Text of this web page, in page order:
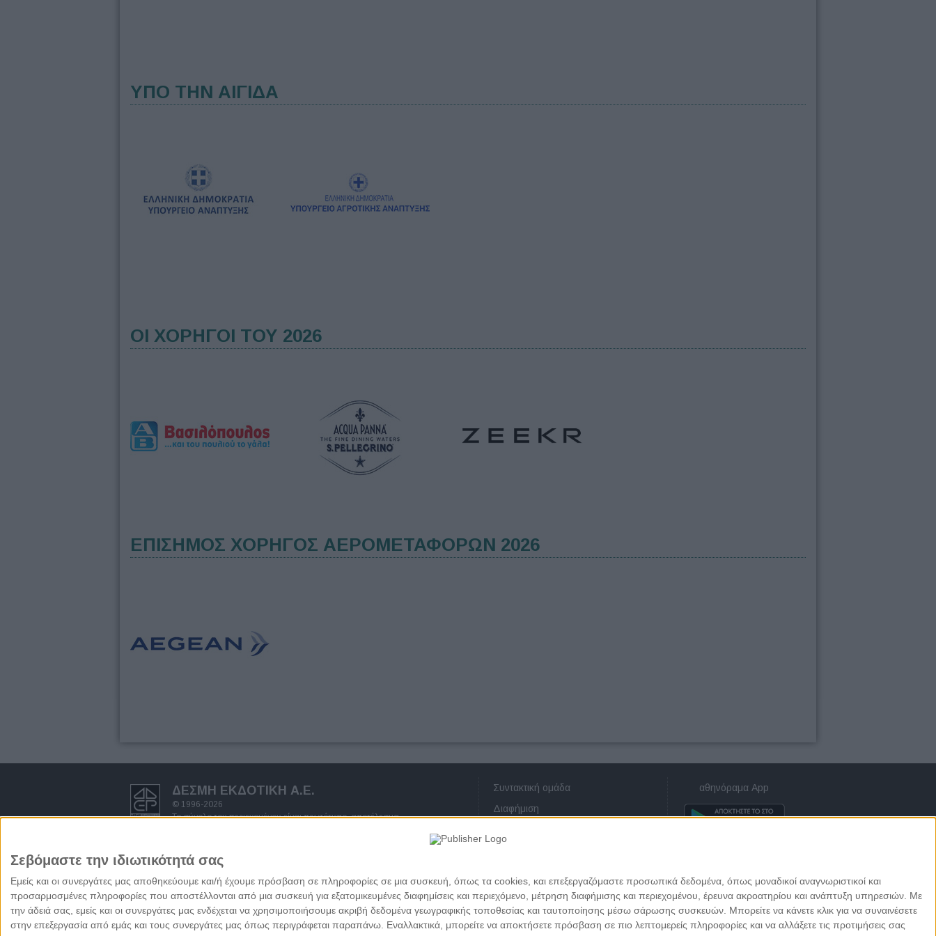
Σεβόμαστε την ιδιωτικότητά σας
Εμείς και οι συνεργάτες μας αποθηκεύουμε και/ή έχουμε πρόσβαση σε πληροφορίες σε μια συσκευή, όπως τα cookies, και επεξεργαζόμαστε προσωπικά δεδομένα, όπως μοναδικοί αναγνωριστικοί και
προσαρμοσμένες πληροφορίες που αποστέλλονται από μια συσκευή για εξατομικευμένες διαφημίσεις και περιεχόμενο, μέτρηση διαφήμισης και περιεχομένου, έρευνα ακροατηρίου και ανάπτυξη υπηρεσιών. Με
την άδειά σας, εμείς και οι συνεργάτες μας ενδέχεται να χρησιμοποιήσουμε ακριβή δεδομένα γεωγραφικής τοποθεσίας και ταυτοποίησης μέσω σάρωσης συσκευών. Μπορείτε να κάνετε κλικ για να συναινέσετε
στην επεξεργασία από εμάς και τους συνεργάτες μας όπως περιγράφεται παραπάνω. Εναλλακτικά, μπορείτε να αποκτήσετε πρόσβαση σε πιο λεπτομερείς πληροφορίες και να αλλάξετε τις προτιμήσεις σας
ΥΠΟ ΤΗΝ ΑΙΓΙΔΑ
ΟΙ ΧΟΡΗΓΟΙ ΤΟΥ 2026
ΕΠΙΣΗΜΟΣ ΧΟΡΗΓΟΣ ΑΕΡΟΜΕΤΑΦΟΡΩΝ 2026
ΔΕΣΜΗ ΕΚΔΟΤΙΚΗ A.E.
© 1996-2026
Το σύνολο του περιεχομένου είναι πρωτότυπο, αποτέλεσμα
Απαγορεύεται η αντιγραφή ολόκληρου ή μέρους αυτού χωρίς προηγούμενη
γραπτή άδεια του Εκδότη.
Όροι χρήσης - πολιτική προστασίας προσωπικών δεδομένων
Συντακτική ομάδα
Διαφήμιση
αθηνόραμα App